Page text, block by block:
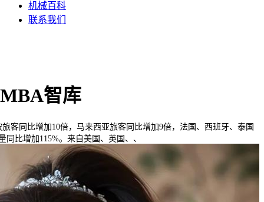
机械百科
联系我们
智库
同比增加10倍，马来西亚旅客同比增加9倍，法国、西班牙、泰国
比增加115%。来自美国、英国、、